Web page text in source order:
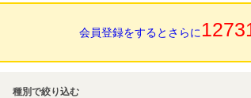
会員登録をするとさらに
種別で絞り込む